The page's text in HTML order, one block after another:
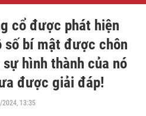
cổ được phát hiện
số bí mật được chôn
hình thành của nó
được giải đáp!
2024, 13:35